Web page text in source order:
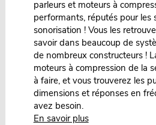
parleurs et moteurs à
performants, réputés pour les
sonorisation ! Vous les
savoir dans beaucoup de
de nombreux constructeurs !
moteurs à compression de la
à faire, et vous trouverez les
dimensions et réponses en
avez besoin.
En savoir plus